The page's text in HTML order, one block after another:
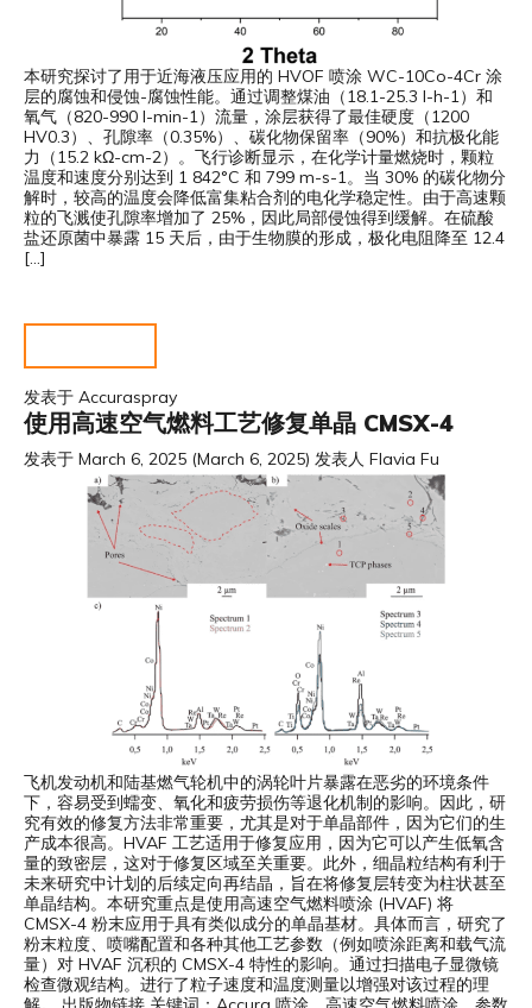
本研究探讨了用于近海液压应用的 HVOF 喷涂 WC-10Co-4Cr 涂
层的腐蚀和侵蚀-腐蚀性能。通过调整煤油（18.1-25.3 l-h-1）和
氧气（820-990 l-min-1）流量，涂层获得了最佳硬度（1200
HV0.3）、孔隙率（0.35%）、碳化物保留率（90%）和抗极化能
力（15.2 kΩ-cm-2）。飞行诊断显示，在化学计量燃烧时，颗粒
温度和速度分别达到 1 842°C 和 799 m-s-1。当 30% 的碳化物分
解时，较高的温度会降低富集粘合剂的电化学稳定性。由于高速颗
粒的飞溅使孔隙率增加了 25%，因此局部侵蚀得到缓解。在硫酸
盐还原菌中暴露 15 天后，由于生物膜的形成，极化电阻降至 12.4
[…]
发表于 Accuraspray
使用高速空气燃料工艺修复单晶 CMSX-4
发表于 March 6, 2025 (March 6, 2025) 发表人 Flavia Fu
飞机发动机和陆基燃气轮机中的涡轮叶片暴露在恶劣的环境条件
下，容易受到蠕变、氧化和疲劳损伤等退化机制的影响。因此，研
究有效的修复方法非常重要，尤其是对于单晶部件，因为它们的生
产成本很高。HVAF 工艺适用于修复应用，因为它可以产生低氧含
量的致密层，这对于修复区域至关重要。此外，细晶粒结构有利于
未来研究中计划的后续定向再结晶，旨在将修复层转变为柱状甚至
单晶结构。本研究重点是使用高速空气燃料喷涂 (HVAF) 将
CMSX-4 粉末应用于具有类似成分的单晶基材。具体而言，研究了
粉末粒度、喷嘴配置和各种其他工艺参数（例如喷涂距离和载气流
量）对 HVAF 沉积的 CMSX-4 特性的影响。通过扫描电子显微镜
检查微观结构。进行了粒子速度和温度测量以增强对该过程的理